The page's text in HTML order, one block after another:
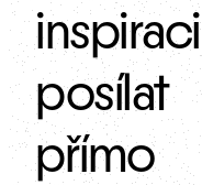
inspiraci
posílat
přímo